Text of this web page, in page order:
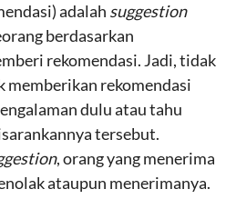
adalah suggestion
berdasarkan
rekomendasi. Jadi, tidak
memberikan rekomendasi
dulu atau tahu
tersebut.
, orang yang menerima
ataupun menerimanya.